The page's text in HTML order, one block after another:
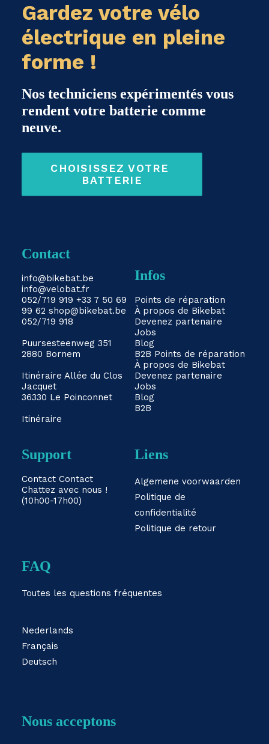
Gardez votre vélo
électrique en pleine
forme !
Nos techniciens expérimentés vous
rendent votre batterie comme
neuve.
CHOISISSEZ VOTRE
BATTERIE
Contact
info@bikebat.be
info@velobat.fr
052/719 919 +33 7 50 69
99 62 shop@bikebat.be
052/719 918
Puursesteenweg 351
2880 Bornem
Itinéraire Allée du Clos
Jacquet
36330 Le Poinconnet
Itinéraire
Infos
Points de réparation
À propos de Bikebat
Devenez partenaire
Jobs
Blog
B2B Points de réparation
À propos de Bikebat
Devenez partenaire
Jobs
Blog
B2B
Support
Contact Contact
Chattez avec nous !
(10h00-17h00)
Liens
Algemene voorwaarden
Politique de
confidentialité
Politique de retour
FAQ
Toutes les questions fréquentes
Nederlands
Français
Deutsch
Nous acceptons